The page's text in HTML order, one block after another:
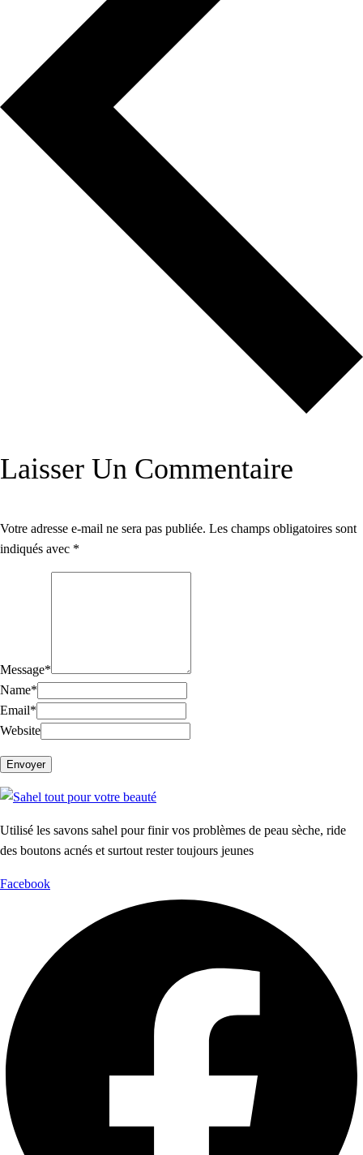
Laisser Un Commentaire
Votre adresse e-mail ne sera pas publiée. Les champs obligatoires sont
indiqués avec *
Message*
Name*
Email*
Website
Utilisé les savons sahel pour finir vos problèmes de peau sèche, ride
des boutons acnés et surtout rester toujours jeunes
Facebook